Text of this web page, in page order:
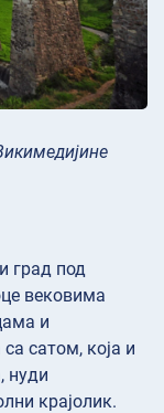
град под
вековима
и
сатом, која и
нуди
крајолик.